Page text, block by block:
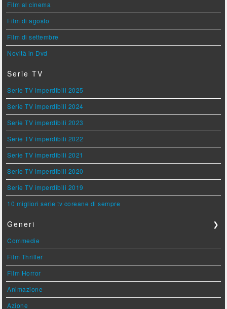
Film al cinema
Film di agosto
Film di settembre
Novità in Dvd
Serie TV
Serie TV imperdibili 2025
Serie TV imperdibili 2024
Serie TV imperdibili 2023
Serie TV imperdibili 2022
Serie TV imperdibili 2021
Serie TV imperdibili 2020
Serie TV imperdibili 2019
10 migliori serie tv coreane di sempre
Generi ❯
Commedie
Film Thriller
Film Horror
Animazione
Azione